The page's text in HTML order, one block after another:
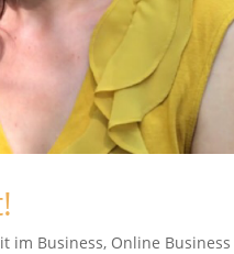
im Business, Online